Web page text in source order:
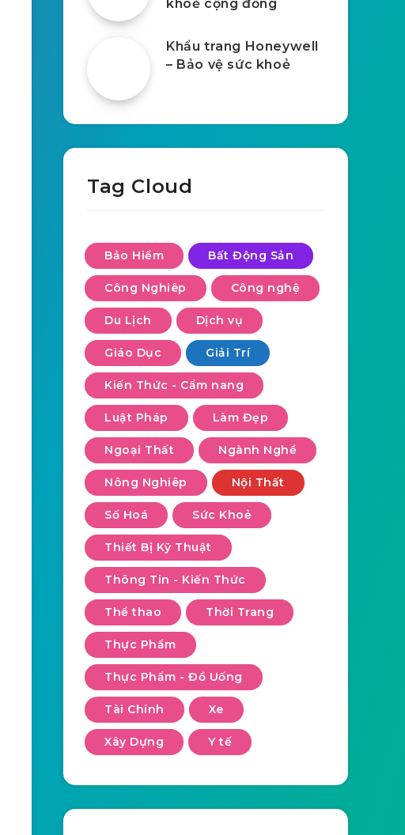
khoẻ cộng đồng
Khẩu trang Honeywell
– Bảo vệ sức khoẻ
Tag Cloud
Bảo Hiểm Bất Động Sản
Công Nghiêp Công nghệ
Du Lịch Dịch vụ
Giáo Dục Giải Trí
Kiến Thức - Cẩm nang
Luật Pháp Làm Đẹp
Ngoại Thất Ngành Nghề
Nông Nghiêp Nội Thất
Số Hoá Sức Khoẻ
Thiết Bị Kỹ Thuật
Thông Tin - Kiến Thức
Thể thao Thời Trang
Thực Phẩm
Thực Phẩm - Đồ Uống
Tài Chính Xe
Xây Dựng Y tế